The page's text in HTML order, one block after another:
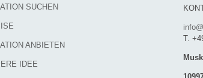
SUCHEN
ANBIETEN
IDEE
T.